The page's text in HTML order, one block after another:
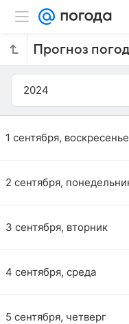
2024
1 сентября, воскресенье
2 сентября,
3 сентября, вторник
4 сентября, среда
5 сентября, четверг